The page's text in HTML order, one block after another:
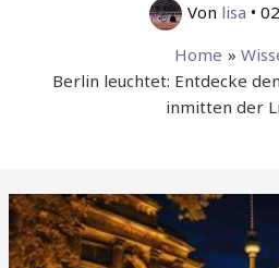
Von lisa •
Home
Berlin leuchtet: Entdecke
inmitten der